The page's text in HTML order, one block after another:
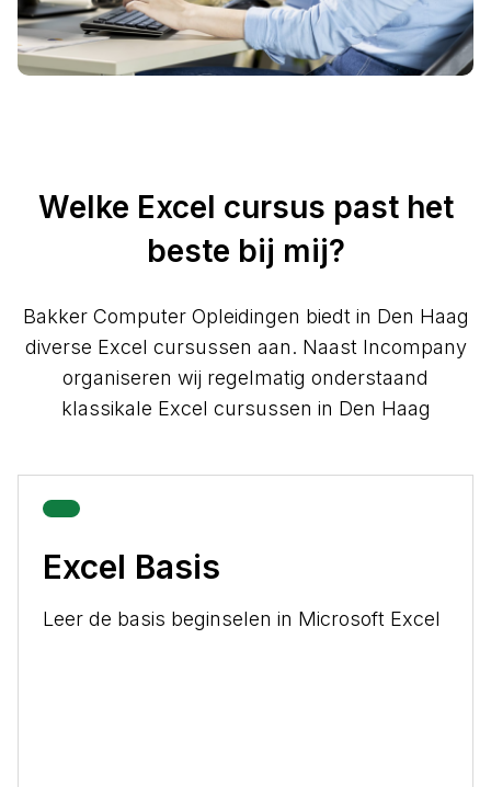
Welke Excel cursus past het
beste bij mij?
Bakker Computer Opleidingen biedt in Den Haag
diverse Excel cursussen aan. Naast Incompany
organiseren wij regelmatig onderstaand
klassikale Excel cursussen in Den Haag
Excel Basis
Leer de basis beginselen in Microsoft Excel